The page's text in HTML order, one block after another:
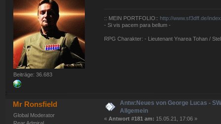
Beiträge: 36.683
:: MEIN PORTFOLIO:: http://www.sf3dff.de/
- Si vis pacem para bellum -
RPG Charakter: - Lieutenant Ynarea Tohan /
Mr Ronsfield
Global Moderator
Antw:Neues von George Lucas -
Allgemein
« Antwort #181 am: 15.05.21, 17:06 »